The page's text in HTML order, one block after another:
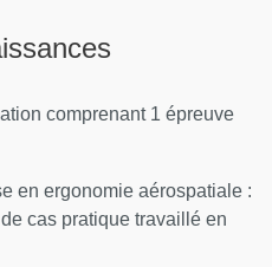
aérospatiale : 148
du lundi 14h au vendredi
comprenant 1 épreuve
en ergonomie aérospatiale :
cas pratique travaillé en